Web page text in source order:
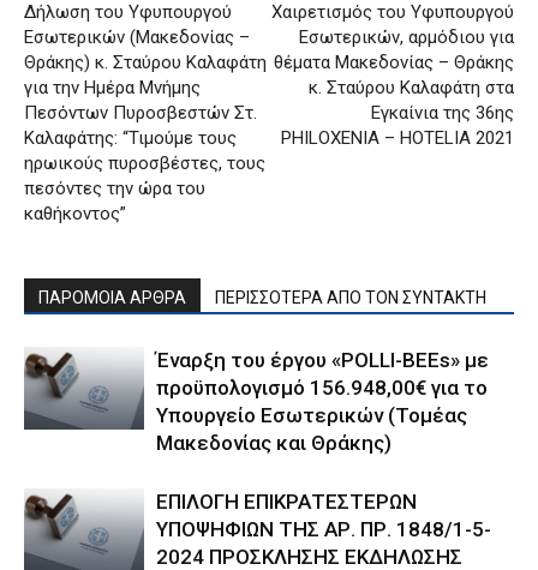
Δήλωση του Υφυπουργού
Εσωτερικών (Μακεδονίας –
Θράκης) κ. Σταύρου Καλαφάτη
για την Ημέρα Μνήμης
Πεσόντων Πυροσβεστών Στ.
Καλαφάτης: “Τιμούμε τους
ηρωικούς πυροσβέστες, τους
πεσόντες την ώρα του
καθήκοντος”
Χαιρετισμός του Υφυπουργού
Εσωτερικών, αρμόδιου για
θέματα Μακεδονίας – Θράκης
κ. Σταύρου Καλαφάτη στα
Εγκαίνια της 36ης
PHILOXENIA – HOTELIA 2021
ΠΑΡΟΜΟΙΑ ΑΡΘΡΑ ΠΕΡΙΣΣΟΤΕΡΑ ΑΠΟ ΤΟΝ ΣΥΝΤΑΚΤΗ
Έναρξη του έργου «POLLI-BEEs» με
προϋπολογισμό 156.948,00€ για το
Υπουργείο Εσωτερικών (Τομέας
Μακεδονίας και Θράκης)
ΕΠΙΛΟΓΗ ΕΠΙΚΡΑΤΕΣΤΕΡΩΝ
ΥΠΟΨΗΦΙΩΝ ΤΗΣ ΑΡ. ΠΡ. 1848/1-5-
2024 ΠΡΟΣΚΛΗΣΗΣ ΕΚΔΗΛΩΣΗΣ